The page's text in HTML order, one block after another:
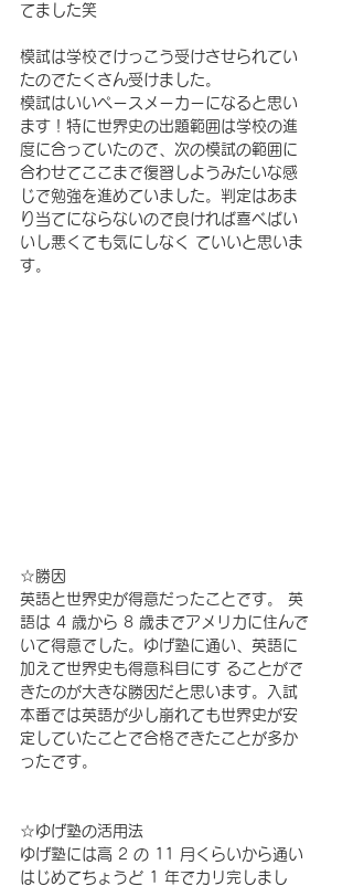
てました笑
模試は学校でけっこう受けさせられてい
たのでたくさん受けました。
模試はいいペースメーカーになると思い
ます！特に世界史の出題範囲は学校の進
度に合っていたので、次の模試の範囲に
合わせてここまで復習しようみたいな感
じで勉強を進めていました。判定はあま
り当てにならないので良ければ喜べばい
いし悪くても気にしなく ていいと思いま
す。
☆勝因
英語と世界史が得意だったことです。 英
語は 4 歳から 8 歳までアメリカに住んで
いて得意でした。ゆげ塾に通い、英語に
加えて世界史も得意科目にす ることがで
きたのが大きな勝因だと思います。入試
本番では英語が少し崩れても世界史が安
定していたことで合格できたことが多か
ったです。
☆ゆげ塾の活用法
ゆげ塾には高 2 の 11 月くらいから通い
はじめてちょうど 1 年でカリ完しまし